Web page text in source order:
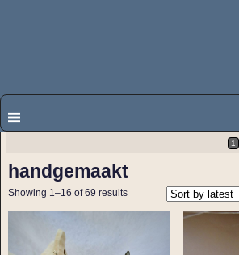
1
handgemaakt
Showing 1–16 of 69 results